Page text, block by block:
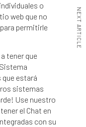
o
web que no
permitirle
tener que
estará
sistemas
Use nuestro
el Chat en
con su
NEXT ARTICLE